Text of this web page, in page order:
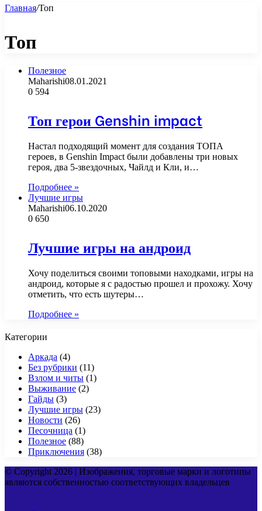
Главная/Топ
Топ
Полезное
Maharishi08.01.2021
0 594
Топ герои Genshin impact
Настал подходящий момент для создания ТОПА
героев, в Genshin Impact были добавлены три новых
героя, два 5-звездочных, Чайлд и Кли, и…
Подробнее »
Лучшие игры
Maharishi06.10.2020
0 650
Лучшие игры на андроид
Хочу поделиться своими топовыми находками, игры на
андроид, которые я с радостью прошел и прохожу. Хочу
отметить, что есть шутеры…
Подробнее »
Категории
Аркада (4)
Без рубрики (11)
Взлом и читы (1)
Выживание (2)
Гайды (3)
Лучшие игры (23)
Новости (26)
Песочница (1)
Полезное (88)
Приключения (38)
© Copyright 2026 | Изображения, торговые марки и логотипы
являются собственностью соответствующих владельцев